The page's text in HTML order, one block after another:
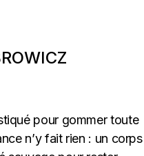
pour gommer toute
n’y fait rien : un corps